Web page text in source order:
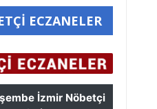
ECZANELER